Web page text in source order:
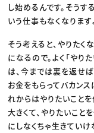
し始めるんです。そう
いう仕事もなくなります
そう考えると、やりたく
になるので。よく「やり
は、今までは裏を返せ
お金をもらってバカンス
れからはやりたいこと
大きくて、やりたいこと
にしなくちゃ生きてい